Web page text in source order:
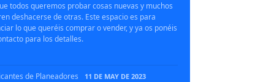
todos queremos probar cosas nuevas y muchos
deshacerse de otras. Este espacio es para
lo que queréis comprar o vender, y ya os ponéis
para los detalles.
de Planeadores 11 DE MAY DE 2023